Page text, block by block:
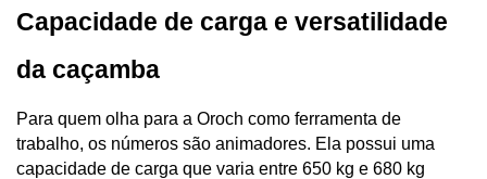
Capacidade de carga e versatilidade
da caçamba
Para quem olha para a Oroch como ferramenta de
trabalho, os números são animadores. Ela possui uma
capacidade de carga que varia entre 650 kg e 680 kg